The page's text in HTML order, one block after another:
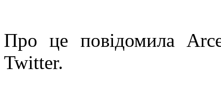
Про це повідомила
Twitter.